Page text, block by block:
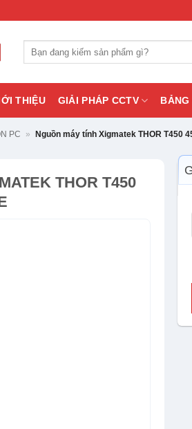
kiếm:
THIỆU GIẢI PHÁP CCTV BẢNG
PC » Nguồn máy tính Xigmatek THOR T450
THOR T450